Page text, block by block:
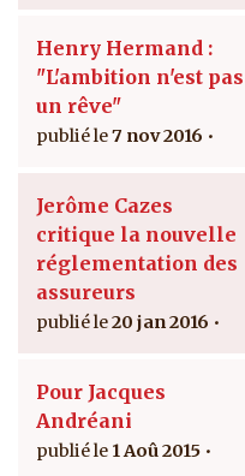
Henry Hermand :
"L'ambition n'est pas
un rêve"
7 nov 2016
Jerôme Cazes
critique la nouvelle
réglementation des
assureurs
20 jan 2016
Pour Jacques
Andréani
1 Aoû 2015